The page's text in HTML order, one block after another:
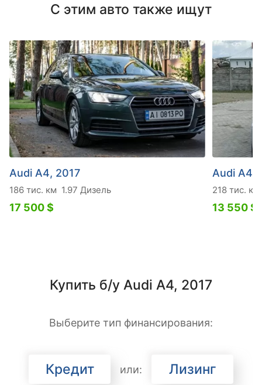
С этим авто также ищут
Audi A4, 2017
186 тис. км 1.97 Дизель
17 500 $
Audi A4,
218 тис. км
13 550 $
Купить б/у Audi A4, 2017
Выберите тип финансирования:
Кредит или: Лизинг